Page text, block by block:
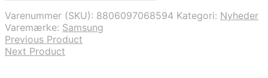
Varenummer (SKU): 8806097068594 Kategori: Nyheder
Varemærke: Samsung
Previous Product
Next Product